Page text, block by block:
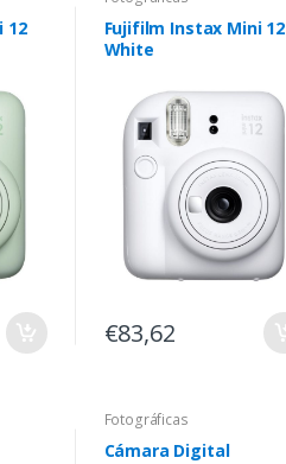
12
Fujifilm Instax Mini 12
White
€83,62
Fotográficas
Cámara Digital